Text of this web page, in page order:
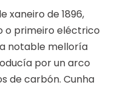
xaneiro de 1896,
o primeiro eléctrico
notable melloría
por un arco
de carbón. Cunha